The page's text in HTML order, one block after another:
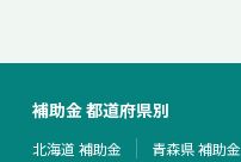
補助金 都道府県別
北海道 補助金 青森県 補助金